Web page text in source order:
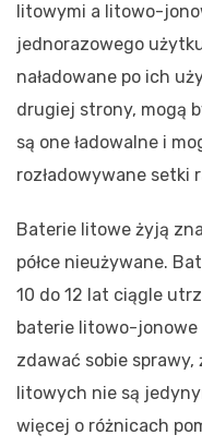
litowymi a litowo-
jednorazowego
naładowane po ich
drugiej strony, mogą
są one ładowalne i
rozładowywane setki
Baterie litowe żyją
półce nieużywane.
10 do 12 lat ciągle
baterie litowo-jonowe
zdawać sobie
litowych nie są
więcej o różnicach